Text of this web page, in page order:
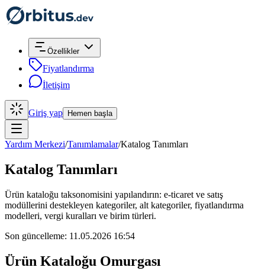
Özellikler
Fiyatlandırma
İletişim
Giriş yap Hemen başla
Yardım Merkezi/Tanımlamalar/Katalog Tanımları
Katalog Tanımları
Ürün kataloğu taksonomisini yapılandırın: e-ticaret ve satış
modüllerini destekleyen kategoriler, alt kategoriler, fiyatlandırma
modelleri, vergi kuralları ve birim türleri.
Son güncelleme: 11.05.2026 16:54
Ürün Kataloğu Omurgası